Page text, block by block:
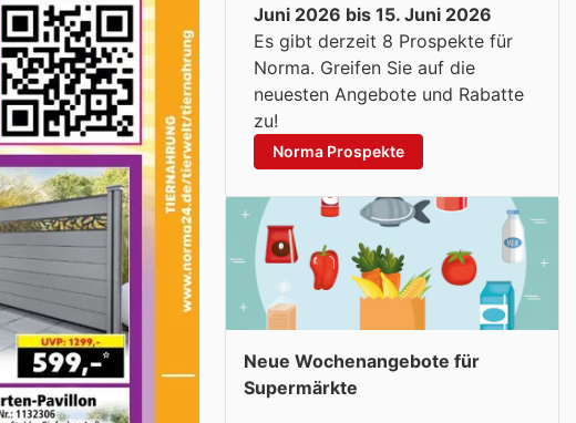
Juni 2026 bis 15. Juni 2026
Es gibt derzeit 8 Prospekte für
Norma. Greifen Sie auf die
neuesten Angebote und Rabatte
zu!
Norma Prospekte
Neue Wochenangebote für
Supermärkte